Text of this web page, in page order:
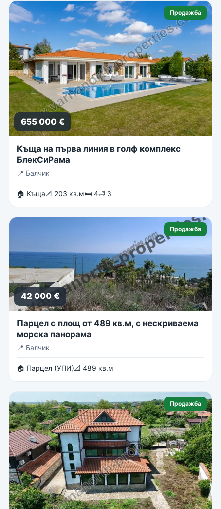
Продажба
655 000 €
Къща на първа линия в голф комплекс
БлекСиРама
📍 Балчик
🏠 Къща📐 203 кв.м🛏 4🛁 3
Продажба
42 000 €
Парцел с площ от 489 кв.м, с нескриваема
морска панорама
📍 Балчик
🏠 Парцел (УПИ)📐 489 кв.м
Продажба